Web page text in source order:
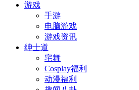
游戏
手游
电脑游戏
游戏资讯
绅士道
宅舞
Cosplay福利
动漫福利